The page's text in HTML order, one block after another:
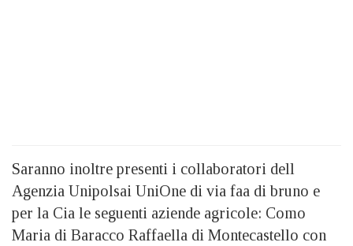
Saranno inoltre presenti i collaboratori dell
Agenzia Unipolsai UniOne di via faa di bruno e
per la Cia le seguenti aziende agricole: Como
Maria di Baracco Raffaella di Montecastello con